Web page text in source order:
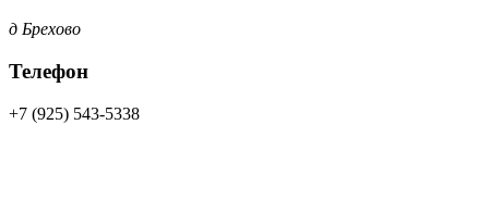
д Брехово
Телефон
+7 (925) 543-5338